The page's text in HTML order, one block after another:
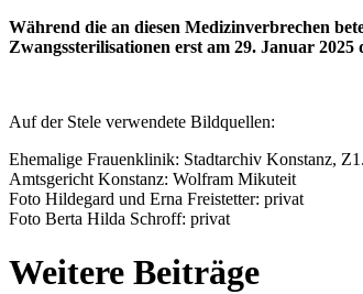
Während die an diesen Medizinverbrechen
Zwangssterilisationen erst am 29. Januar
Auf der Stele verwendete Bildquellen:
Ehemalige Frauenklinik: Stadtarchiv Konstanz,
Amtsgericht Konstanz: Wolfram Mikuteit
Foto Hildegard und Erna Freistetter: privat
Foto Berta Hilda Schroff: privat
Weitere Beiträge